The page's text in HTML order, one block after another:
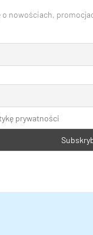
nowościach,
prywatności